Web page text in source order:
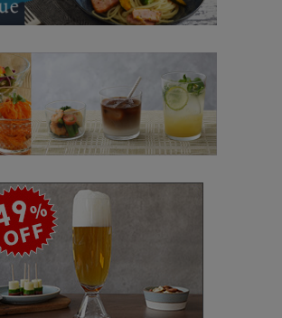
- 茶碗蒸し
ブランドで探す
- 人気シリーズ
- オリジナル食器